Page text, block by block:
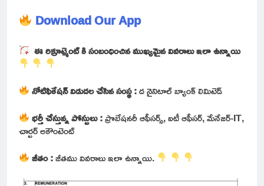
Download Our App
ఈ రిక్రూట్మెంట్ కి సంబంధించిన ముఖ్యమైన వివరాలు ఇలా ఉన్నాయి
నోటిఫికేషన్ విడుదల చేసిన సంస్థ :ద నైనిటాల్ బ్యాంక్ లిమిటెడ్
భర్తీ చేస్తున్న పోస్టులు :ప్రొబేషనరీ ఆఫీసర్స్, ఐటీ ఆఫీసర్, మేనేజర్-IT,
చార్టర్ అకౌంటెంట్
జీతం :జీతము వివరాలు ఇలా ఉన్నాయి.